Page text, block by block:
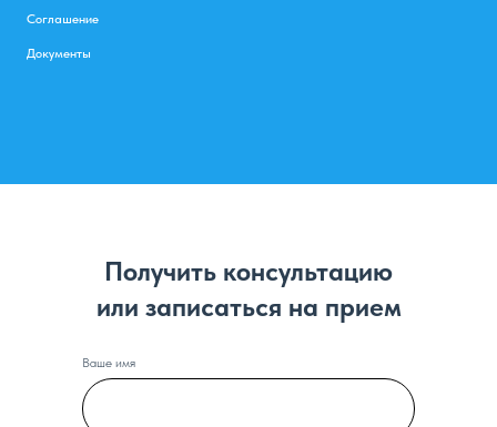
Соглашение
Документы
Ваше имя
Получить консультацию
или записаться на прием